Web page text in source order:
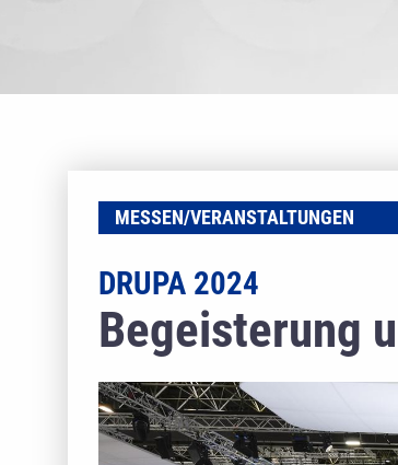
MESSEN/VERANSTALTUNGEN
Begeisterung
DRUPA 2024